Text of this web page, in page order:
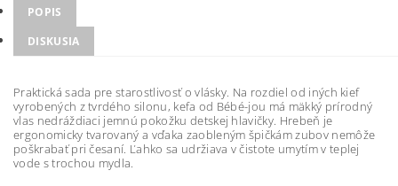
POPIS
DISKUSIA
Praktická sada pre starostlivosť o vlásky. Na rozdiel od iných kief
vyrobených z tvrdého silonu, kefa od Bébé-jou má mäkký prírodný
vlas nedráždiaci jemnú pokožku detskej hlavičky. Hrebeň je
ergonomicky tvarovaný a vďaka zaobleným špičkám zubov nemôže
poškrabať pri česaní. Ľahko sa udržiava v čistote umytím v teplej
vode s trochou mydla.